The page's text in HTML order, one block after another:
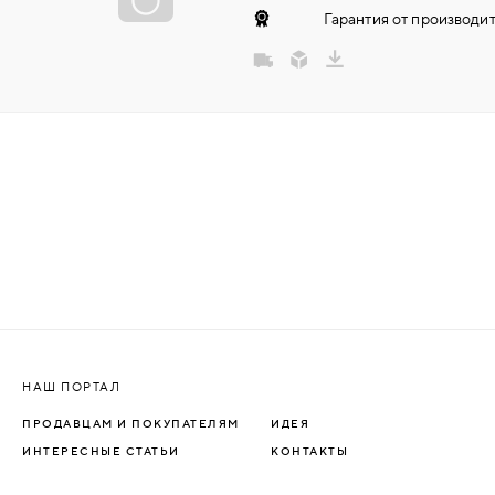
НАДДВЕРНЫЕ
РУЧКИ
Гарантия от
НАШ ПОРТАЛ
ПРОДАВЦАМ И ПОКУПАТЕЛЯМ ИДЕЯ
ИНТЕРЕСНЫЕ СТАТЬИ КОНТАКТЫ